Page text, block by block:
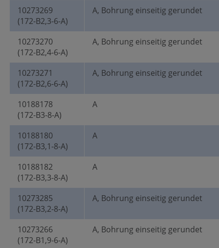
10273269
(172-B2,3-6-A)
A, Bohrung einseitig gerundet
10273270
(172-B2,4-6-A)
A, Bohrung einseitig gerundet
10273271
(172-B2,6-6-A)
A, Bohrung einseitig gerundet
10188178
(172-B3-8-A)
A
10188180
(172-B3,1-8-A)
A
10188182
(172-B3,3-8-A)
A
10273285
(172-B3,2-8-A)
A, Bohrung einseitig gerundet
10273266
(172-B1,9-6-A)
A, Bohrung einseitig gerundet